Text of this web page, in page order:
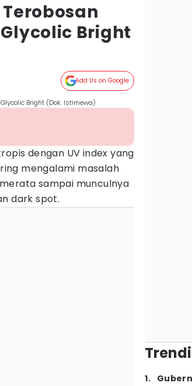
Bright
Add Us on Google
Bright (Dok. Istimewa)
dengan UV index yang
mengalami masalah
sampai munculnya
dark spot.
1.